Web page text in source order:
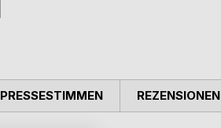
PRESSESTIMMEN REZENSIONEN